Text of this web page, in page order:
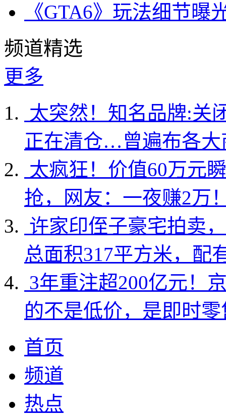
《GTA6》玩法细节
频道精选
更多
太突然！知名品牌:关
正在清仓…曾遍布各大
太疯狂！价值60万元
抢，网友：一夜赚2万
许家印侄子豪宅拍卖
总面积317平方米，配
3年重注超200亿元！
的不是低价，是即时
首页
频道
热点